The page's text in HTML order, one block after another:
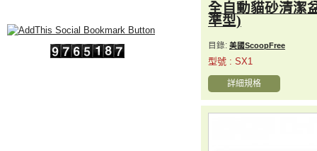
全自動貓砂清潔
準型)
目錄: 美國ScoopFree
型號 : SX1
詳細規格